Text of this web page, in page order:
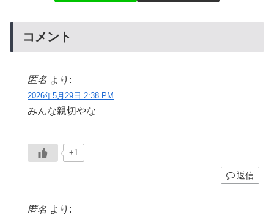
コメント
匿名 より:
2026年5月29日 2:38 PM
みんな親切やな
+1
返信
匿名 より: